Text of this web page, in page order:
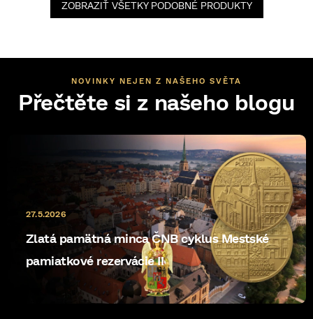
ZOBRAZIŤ VŠETKY PODOBNÉ PRODUKTY
NOVINKY NEJEN Z NAŠEHO SVĚTA
Přečtěte si z našeho blogu
Zlatá pamätná minca ČNB cyklus Mestské
pamiatkové rezervácie II
27.5.2026